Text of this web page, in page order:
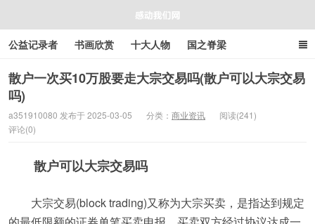
感动我们网
公益记录者 书画欣赏 十大人物 国之脊梁
好人好事 感人资讯 商业资讯 在线工具箱
散户一次买10万股要走大宗交易吗(散户可以大宗交易
吗)
a351910080 发布于 2025-03-05 分类： 商业资讯
阅读(241)
评论(0)
散户可以大宗交易吗
大宗交易(block trading)又称为大宗买卖，是指达到规定